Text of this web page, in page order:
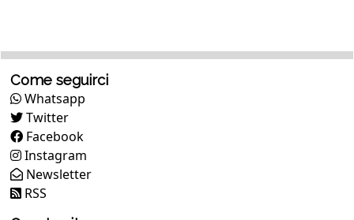
Come seguirci
Whatsapp
Twitter
Facebook
Instagram
Newsletter
RSS